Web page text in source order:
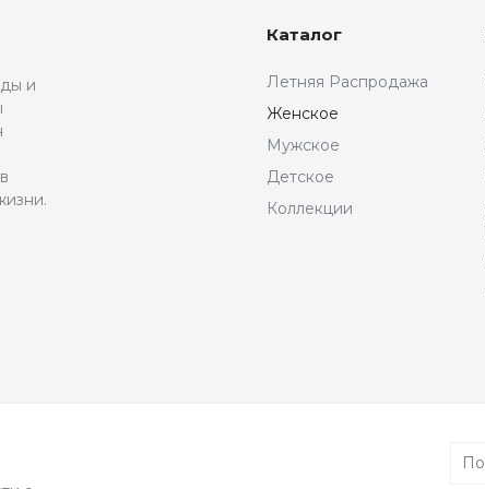
и
Каталог
Летняя Распродажа
Женское
Мужское
Детское
Коллекции